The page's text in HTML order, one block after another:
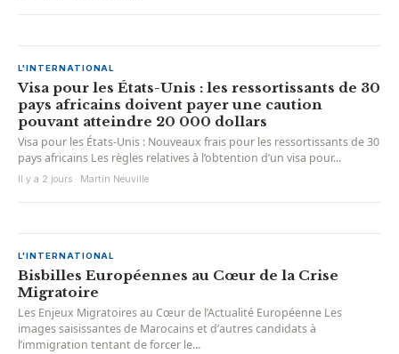
L'INTERNATIONAL
Visa pour les États-Unis : les ressortissants de 30
pays africains doivent payer une caution
pouvant atteindre 20 000 dollars
Visa pour les États-Unis : Nouveaux frais pour les ressortissants de 30
pays africains Les règles relatives à l’obtention d’un visa pour...
Il y a 2 jours · Martin Neuville
L'INTERNATIONAL
Bisbilles Européennes au Cœur de la Crise
Migratoire
Les Enjeux Migratoires au Cœur de l’Actualité Européenne Les
images saisissantes de Marocains et d’autres candidats à
l’immigration tentant de forcer le...